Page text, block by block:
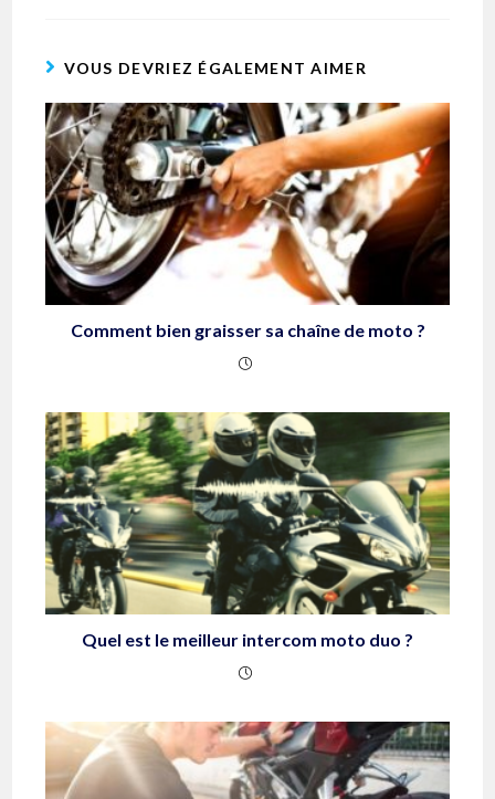
VOUS DEVRIEZ ÉGALEMENT AIMER
Comment bien graisser sa chaîne de moto ?
Quel est le meilleur intercom moto duo ?